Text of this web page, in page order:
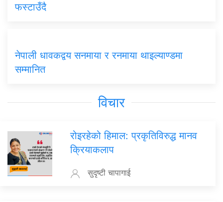
फस्टाउँदै
नेपाली धावकद्वय सनमाया र रनमाया थाइल्याण्डमा
सम्मानित
विचार
रोइरहेको हिमाल: प्रकृतिविरुद्ध मानव
क्रियाकलाप
सुदृष्टी चापागाई